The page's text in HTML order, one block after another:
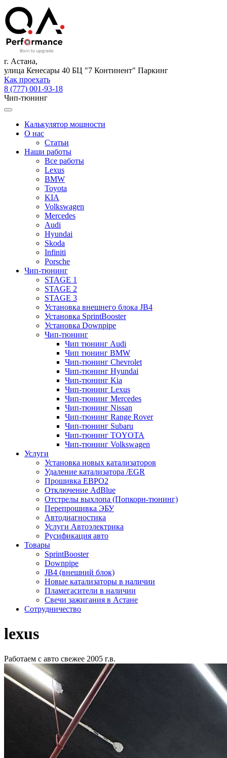
г. Астана,
улица Кенесары 40 БЦ "7 Континент" Паркинг
Как проехать
8 (777) 001-93-18
Чип-тюнинг
Калькулятор мощности
О нас
Статьи
Наши работы
Все работы
Lexus
BMW
Toyota
KIA
Volkswagen
Mercedes
Audi
Hyundai
Skoda
Infiniti
Porsche
Чип-тюнинг
STAGE 1
STAGE 2
STAGE 3
Установка внешнего блока JB4
Установка SprintBooster
Установка Downpipe
Чип-тюнинг
Чип тюнинг Audi
Чип тюнинг BMW
Чип-тюнинг Chevrolet
Чип-тюнинг Hyundai
Чип-тюнинг Kia
Чип-тюнинг Lexus
Чип-тюнинг Mercedes
Чип-тюнинг Nissan
Чип-тюнинг Range Rover
Чип-тюнинг Subaru
Чип-тюнинг TOYOTA
Чип-тюнинг Volkswagen
Услуги
Установка новых катализаторов
Удаление катализатора /EGR
Прошивка ЕВРО2
Отключение AdBlue
Отстрелы выхлопа (Попкорн-тюнинг)
Перепрошивка ЭБУ
Автодиагностика
Услуги Автоэлектрика
Русификация авто
Товары
SprintBooster
Downpipe
JB4 (внешний блок)
Новые катализаторы в наличии
Пламегасители в наличии
Свечи зажигания в Астане
Сотрудничество
lexus
Работаем с авто свежее 2005 г.в.